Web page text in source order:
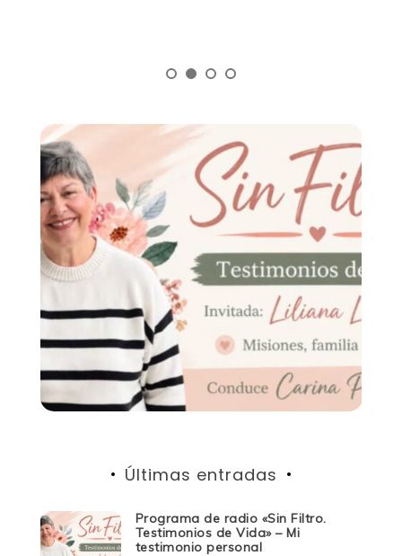
Últimas entradas
Programa de radio «Sin Filtro.
Testimonios de Vida» – Mi
testimonio personal